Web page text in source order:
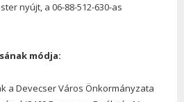
nyújt, a 06-88-512-630-as
módja:
a Devecser Város Önkormányzata